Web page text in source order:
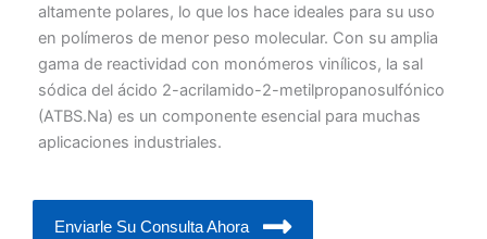
altamente polares, lo que los hace ideales para su uso
en polímeros de menor peso molecular. Con su amplia
gama de reactividad con monómeros vinílicos, la sal
sódica del ácido 2-acrilamido-2-metilpropanosulfónico
(ATBS.Na) es un componente esencial para muchas
aplicaciones industriales.
Enviarle Su Consulta Ahora